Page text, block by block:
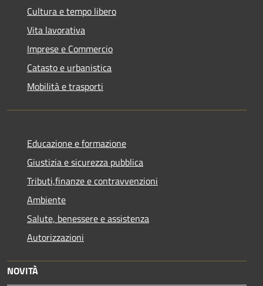
Cultura e tempo libero
Vita lavorativa
Imprese e Commercio
Catasto e urbanistica
Mobilità e trasporti
Educazione e formazione
Giustizia e sicurezza pubblica
Tributi,finanze e contravvenzioni
Ambiente
Salute, benessere e assistenza
Autorizzazioni
NOVITÀ